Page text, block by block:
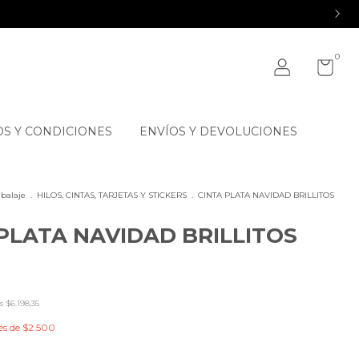
0
Y CONDICIONES ENVÍOS Y DEVOLUCIONES
. HILOS, CINTAS, TARJETAS Y STICKERS . CINTA PLATA NAVIDAD BRILLITOS
NAVIDAD BRILLITOS
$6.198,35
de $2.500